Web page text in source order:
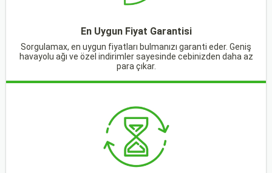
En Uygun Fiyat Garantisi
Sorgulamax, en uygun fiyatları bulmanızı garanti eder. Geniş
havayolu ağı ve özel indirimler sayesinde cebinizden daha az
para çıkar.